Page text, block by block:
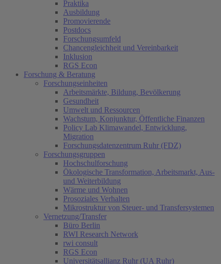
Praktika
Ausbildung
Promovierende
Postdocs
Forschungsumfeld
Chancengleichheit und Vereinbarkeit
Inklusion
RGS Econ
Forschung & Beratung
Forschungseinheiten
Arbeitsmärkte, Bildung, Bevölkerung
Gesundheit
Umwelt und Ressourcen
Wachstum, Konjunktur, Öffentliche Finanzen
Policy Lab Klimawandel, Entwicklung,
Migration
Forschungsdatenzentrum Ruhr (FDZ)
Forschungsgruppen
Hochschulforschung
Ökologische Transformation, Arbeitsmarkt, Aus-
und Weiterbildung
Wärme und Wohnen
Prosoziales Verhalten
Mikrostruktur von Steuer- und Transfersystemen
Vernetzung/Transfer
Büro Berlin
RWI Research Network
rwi consult
RGS Econ
Universitätsallianz Ruhr (UA Ruhr)